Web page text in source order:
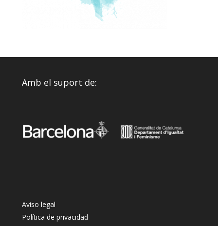
Amb el suport de:
Aviso legal
Política de privacidad